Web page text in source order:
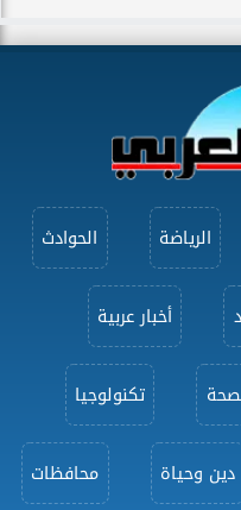
الرياضة الحوادث
أخبار عربية
تكنولوجيا
دين وحياة محافظات